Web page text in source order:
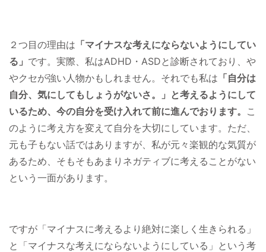
２つ目の理由は 「マイナスな考えにならないようにしてい
る」 です。実際、私はADHD・ASDと診断されており、や
やクセが強い人物かもしれません。それでも私は 「自分は
自分、気にしてもしょうがないさ。」と考えるようにして
いるため、今の自分を受け入れて前に進んでおります。 こ
のように考え方を変えて自分を大切にしています。ただ、
元も子もない話ではありますが、私が元々楽観的な気質が
あるため、そもそもあまりネガティブに考えることがない
という一面があります。
ですが「マイナスに考えるより絶対に楽しく生きられる」
と「マイナスな考えにならないようにしている」という考